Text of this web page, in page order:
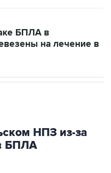
БПЛА в
на лечение в
НПЗ из-за
БПЛА